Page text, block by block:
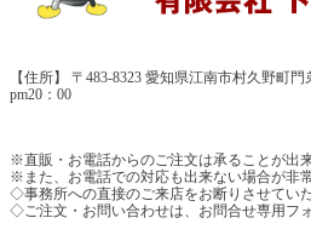
【住所】 〒483-8323 愛知県江南市村久野町
pm20：00
※直販・お電話からのご注文は承ることが出来
※また、お電話での対応も出来ない場合が非
◇事務所への直接のご来店をお断りさせてい
◇ご注文・お問い合わせは、お問合せ専用フ